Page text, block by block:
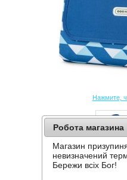
Нажмите,
КОВРИК ДЛЯ
Робота магазина
Магазин
невизначений
Бережи всіх Бог!